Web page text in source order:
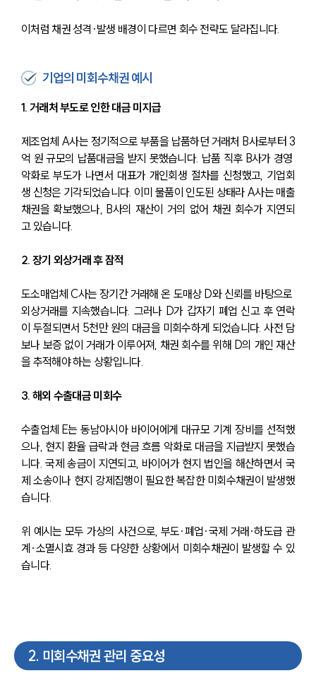
이처럼 채권 성격·발생 배경이 다르면 회수 전략도 달라집니다.
기업의 미회수채권 예시
1. 거래처 부도로 인한 대금 미지급
제조업체 A사는 정기적으로 부품을 납품하던 거래처 B사로부터 3
억 원 규모의 납품대금을 받지 못했습니다. 납품 직후 B사가 경영
악화로 부도가 나면서 대표가 개인회생 절차를 신청했고, 기업회
생 신청은 기각되었습니다. 이미 물품이 인도된 상태라 A사는 매출
채권을 확보했으나, B사의 재산이 거의 없어 채권 회수가 지연되
고 있습니다.
2. 장기 외상거래 후 잠적
도소매업체 C사는 장기간 거래해 온 도매상 D와 신뢰를 바탕으로
외상거래를 지속했습니다. 그러나 D가 갑자기 폐업 신고 후 연락
이 두절되면서 5천만 원의 대금을 미회수하게 되었습니다. 사전 담
보나 보증 없이 거래가 이루어져, 채권 회수를 위해 D의 개인 재산
을 추적해야 하는 상황입니다.
3. 해외 수출대금 미회수
수출업체 E는 동남아시아 바이어에게 대규모 기계 장비를 선적했
으나, 현지 환율 급락과 현금 흐름 악화로 대금을 지급받지 못했습
니다. 국제 송금이 지연되고, 바이어가 현지 법인을 해산하면서 국
제 소송이나 현지 강제집행이 필요한 복잡한 미회수채권이 발생했
습니다.
위 예시는 모두 가상의 사건으로, 부도·폐업·국제 거래·하도급 관
계·소멸시효 경과 등 다양한 상황에서 미회수채권이 발생할 수 있
습니다.
2. 미회수채권 관리 중요성